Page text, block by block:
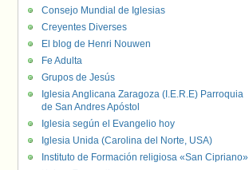
Consejo Mundial de Iglesias
Creyentes Diverses
El blog de Henri Nouwen
Fe Adulta
Grupos de Jesús
Iglesia Anglicana Zaragoza (I.E.R.E) Parroquia
de San Andres Apóstol
Iglesia según el Evangelio hoy
Iglesia Unida (Carolina del Norte, USA)
Instituto de Formación religiosa «San Cipriano»